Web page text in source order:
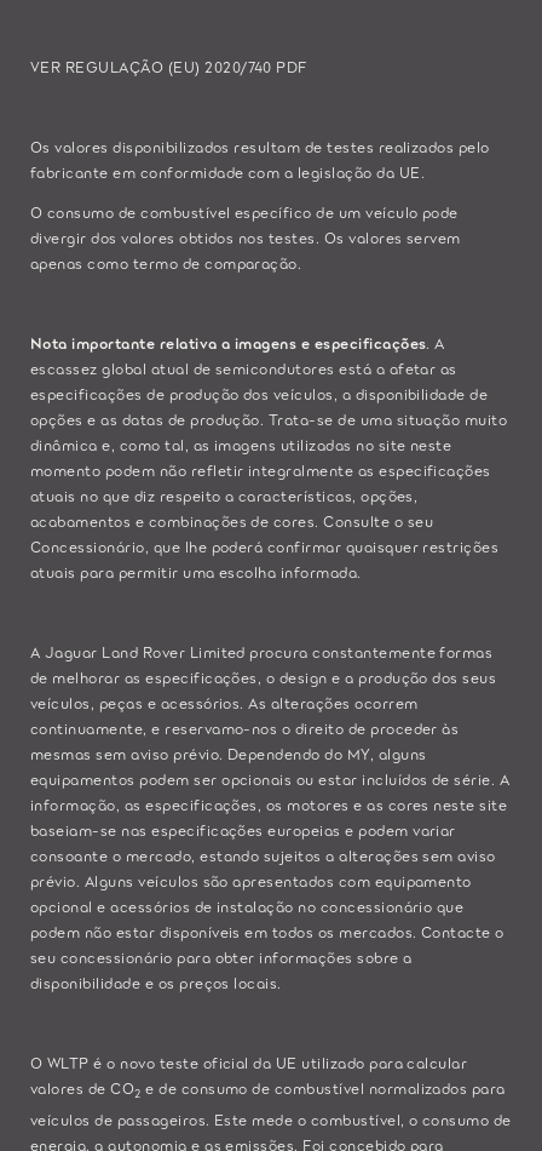
VER REGULAÇÃO (EU) 2020/740 PDF
Os valores disponibilizados resultam de testes realizados pelo
fabricante em conformidade com a legislação da UE.
O consumo de combustível específico de um veículo pode
divergir dos valores obtidos nos testes. Os valores servem
apenas como termo de comparação.
Nota importante relativa a imagens e especificações . A
escassez global atual de semicondutores está a afetar as
especificações de produção dos veículos, a disponibilidade de
opções e as datas de produção. Trata-se de uma situação muito
dinâmica e, como tal, as imagens utilizadas no site neste
momento podem não refletir integralmente as especificações
atuais no que diz respeito a características, opções,
acabamentos e combinações de cores. Consulte o seu
Concessionário, que lhe poderá confirmar quaisquer restrições
atuais para permitir uma escolha informada.
A Jaguar Land Rover Limited procura constantemente formas
de melhorar as especificações, o design e a produção dos seus
veículos, peças e acessórios. As alterações ocorrem
continuamente, e reservamo-nos o direito de proceder às
mesmas sem aviso prévio. Dependendo do MY, alguns
equipamentos podem ser opcionais ou estar incluídos de série. A
informação, as especificações, os motores e as cores neste site
baseiam-se nas especificações europeias e podem variar
consoante o mercado, estando sujeitos a alterações sem aviso
prévio. Alguns veículos são apresentados com equipamento
opcional e acessórios de instalação no concessionário que
podem não estar disponíveis em todos os mercados. Contacte o
seu concessionário para obter informações sobre a
disponibilidade e os preços locais.
O WLTP é o novo teste oficial da UE utilizado para calcular
valores de CO2 e de consumo de combustível normalizados para
veículos de passageiros. Este mede o combustível, o consumo de
energia, a autonomia e as emissões. Foi concebido para